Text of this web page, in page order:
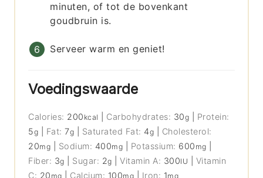
minuten, of tot de bovenkant
goudbruin is.
Serveer warm en geniet!
Voedingswaarde
Calories: 200 kcal Carbohydrates: 30g
Protein:
5g Fat:7g Saturated Fat: 4g
Cholesterol:
20mg Sodium: 400mg Potassium: 600 mg
Fiber: 3g Sugar: 2g |Vitamin A: 300IU
Vitamin
C: 20 mg Calcium: 100mg Iron: 1mg